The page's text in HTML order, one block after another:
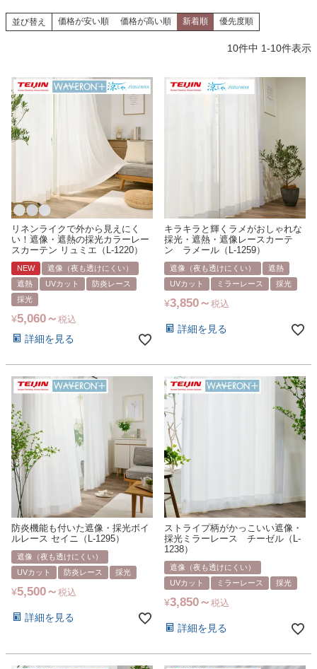
並び替え 価格が安い順 価格が高い順 新着順 優先度順
10件中 1-10件表示
リネンライクで外から見えにく
い！遮像・遮熱の採光カラーレー
スカーテン リュミエ（L-1220）
NEW
遮像（夜も透けにくい）
遮熱
UVカット
防炎レース
採光
¥5,060 税込
詳細を見る
キラキラと輝くラメがおしゃれな
採光・遮熱・遮像レースカーテ
ン ラメール（L-1259）
遮像（夜も透けにくい）
遮熱
UVカット
ミラーレース 採光
¥3,850 税込
詳細を見る
防炎機能も付いた遮像・採光ボイ
ルレース セイニ（L-1295）
遮像（夜も透けにくい）
UVカット
防炎レース 採光
¥5,500 税込
詳細を見る
ストライプ柄がかっこいい遮像・
採光ミラーレース チーゼル（L-
1238）
遮像（夜も透けにくい）
UVカット
ミラーレース 採光
¥3,850 税込
詳細を見る